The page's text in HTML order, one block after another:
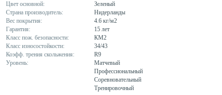
Цвет основной:
Зеленый
Страна производитель:
Нидерланды
Вес покрытия:
4.6 кг/м2
Гарантия:
15 лет
Класс пож. безопасности:
КМ2
Класс износостойкости:
34/43
Коэфф. трения скольжения:
R9
Уровень:
Матчевый
Профессиональный
Соревновательный
Тренировочный